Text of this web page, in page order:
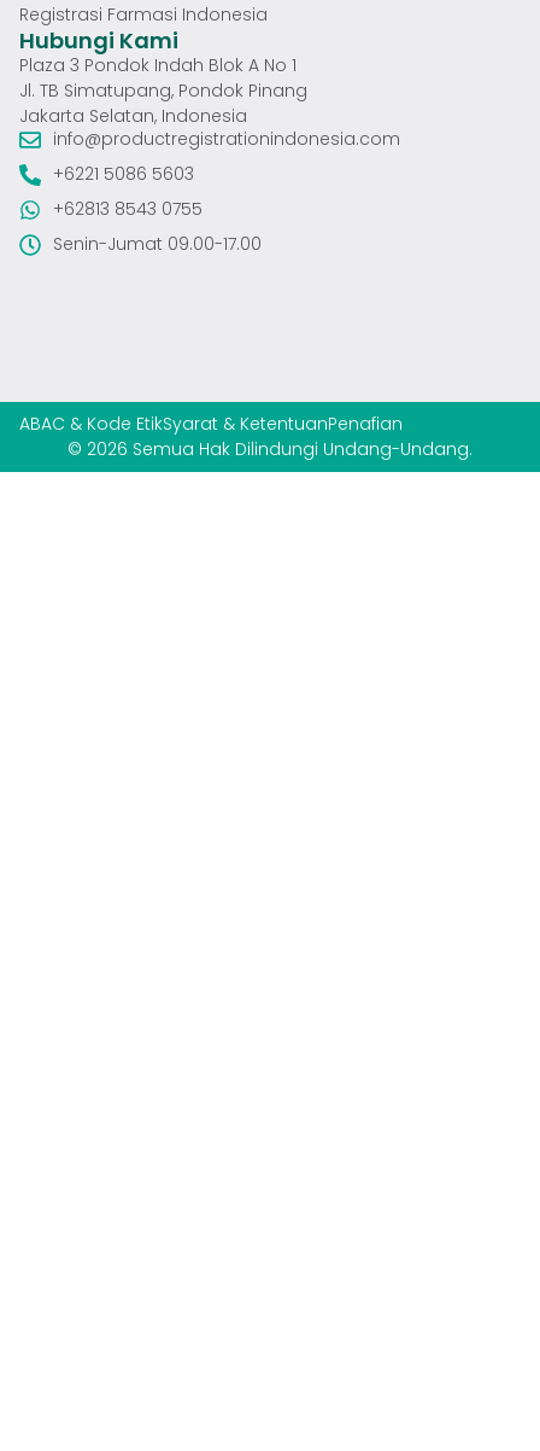
Registrasi Farmasi Indonesia
Hubungi Kami
Plaza 3 Pondok Indah Blok A No 1
Jl. TB Simatupang, Pondok Pinang
Jakarta Selatan, Indonesia
info@productregistrationindonesia.com
+6221 5086 5603
+62813 8543 0755
Senin-Jumat 09.00-17.00
© 2026 Semua Hak Dilindungi Undang-Undang.
ABAC & Kode EtikSyarat & KetentuanPenafian